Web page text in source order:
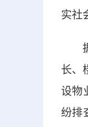
实社
据
长、
设物
纷排